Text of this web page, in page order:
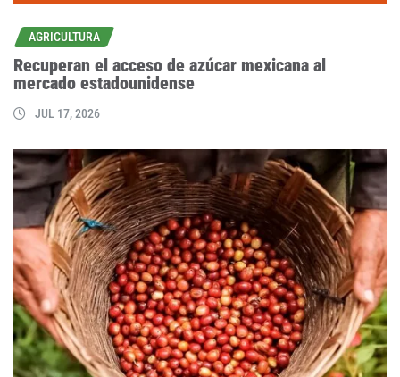
AGRICULTURA
Recuperan el acceso de azúcar mexicana al
mercado estadounidense
JUL 17, 2026